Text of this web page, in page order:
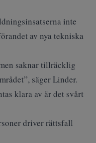
inte
av nya tekniska
saknar tillräcklig
säger Linder.
klara av är det svårt
driver rättsfall